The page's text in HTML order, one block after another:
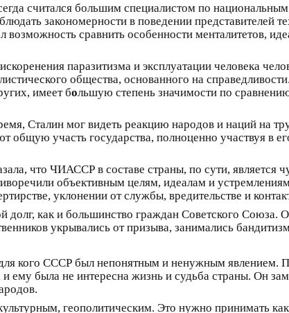
считался большим специалистом по
закономерности в поведении представителей
сравнить особенности менталитетов,
паразитизма и эксплуатации человека
общества, основанного на
имеет большую степень значимости по
Сталин мог видеть реакцию народов и наций на
общую участь государства, полноценно участвуя в
что ЧИАССР в составе страны, по сути, является
объективным целям, идеалам и
уклонении от службы, вредительстве и
как и большинство граждан Советского Союза.
укрывались от призыва, занимались
кого СССР был непонятным и ненужным явлением.
ему была не интересна жизнь и судьба страны. Он
геополитическим. Это нужно принимать